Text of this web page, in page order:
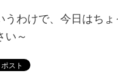
うわけで、今日はち
い～